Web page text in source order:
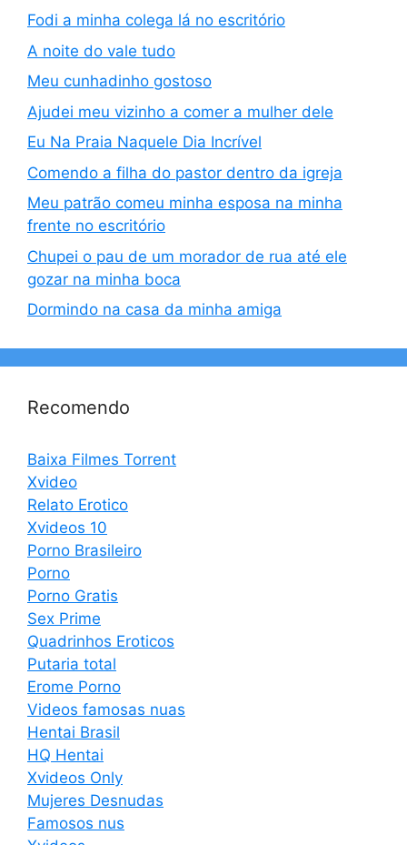
Fodi a minha colega lá no escritório
A noite do vale tudo
Meu cunhadinho gostoso
Ajudei meu vizinho a comer a mulher dele
Eu Na Praia Naquele Dia Incrível
Comendo a filha do pastor dentro da igreja
Meu patrão comeu minha esposa na minha
frente no escritório
Chupei o pau de um morador de rua até ele
gozar na minha boca
Dormindo na casa da minha amiga
Recomendo
Baixa Filmes Torrent
Xvideo
Relato Erotico
Xvideos 10
Porno Brasileiro
Porno
Porno Gratis
Sex Prime
Quadrinhos Eroticos
Putaria total
Erome Porno
Videos famosas nuas
Hentai Brasil
HQ Hentai
Xvideos Only
Mujeres Desnudas
Famosos nus